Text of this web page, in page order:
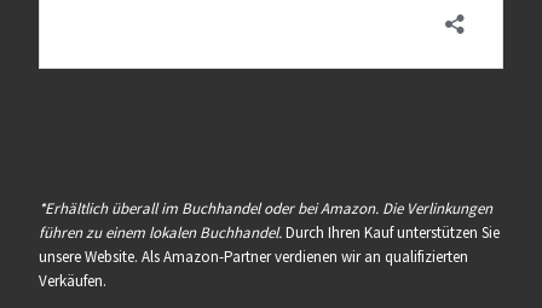
*Erhältlich überall im Buchhandel oder bei Amazon. Die Verlinkungen
führen zu einem lokalen Buchhandel.Durch Ihren Kauf unterstützen Sie
unsere Website. Als Amazon-Partner verdienen wir an qualifizierten
Verkäufen.